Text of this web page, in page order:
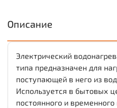
Описание
Электрический
типа предназначен для
поступающей в него из
Используется в бытовых
постоянного и